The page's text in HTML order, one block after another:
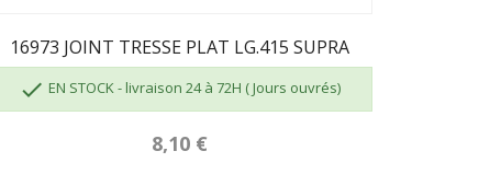
16973 JOINT TRESSE PLAT LG.415 SUPRA
 EN STOCK - livraison 24 à 72H ( Jours ouvrés)
8,10 €